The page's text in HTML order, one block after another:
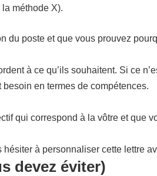
méthode X).
du poste et que vous prouvez
à ce qu’ils souhaitent. Si ce
en termes de compétences.
qui correspond à la vôtre et que
à personnaliser cette lettre
devez éviter)